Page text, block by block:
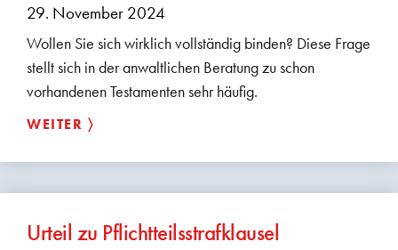
29. November 2024
Wollen Sie sich wirklich vollständig binden? Diese Frage
stellt sich in der anwaltlichen Beratung zu schon
vorhandenen Testamenten sehr häufig.
WEITER 〉
Urteil zu Pflichtteilsstrafklausel